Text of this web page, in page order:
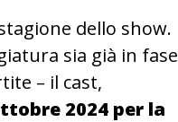
dello show.
sia già in fase
– il cast,
2024 per la